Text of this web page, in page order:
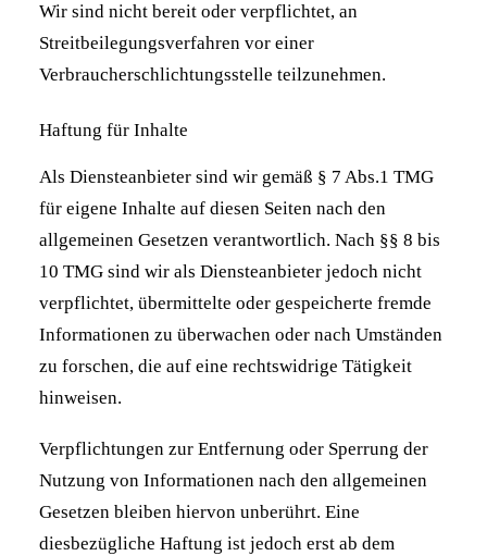
Wir sind nicht bereit oder verpflichtet, an
Streitbeilegungsverfahren vor einer
Verbraucherschlichtungsstelle teilzunehmen.
Haftung für Inhalte
Als Diensteanbieter sind wir gemäß § 7 Abs.1 TMG
für eigene Inhalte auf diesen Seiten nach den
allgemeinen Gesetzen verantwortlich. Nach §§ 8 bis
10 TMG sind wir als Diensteanbieter jedoch nicht
verpflichtet, übermittelte oder gespeicherte fremde
Informationen zu überwachen oder nach Umständen
zu forschen, die auf eine rechtswidrige Tätigkeit
hinweisen.
Verpflichtungen zur Entfernung oder Sperrung der
Nutzung von Informationen nach den allgemeinen
Gesetzen bleiben hiervon unberührt. Eine
diesbezügliche Haftung ist jedoch erst ab dem